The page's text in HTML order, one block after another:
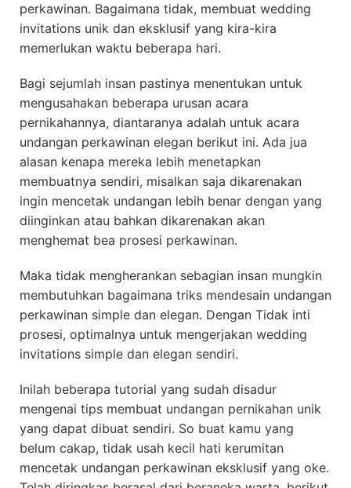
perkawinan. Bagaimana tidak, membuat wedding
invitations unik dan eksklusif yang kira-kira
memerlukan waktu beberapa hari.
Bagi sejumlah insan pastinya menentukan untuk
mengusahakan beberapa urusan acara
pernikahannya, diantaranya adalah untuk acara
undangan perkawinan elegan berikut ini. Ada jua
alasan kenapa mereka lebih menetapkan
membuatnya sendiri, misalkan saja dikarenakan
ingin mencetak undangan lebih benar dengan yang
diinginkan atau bahkan dikarenakan akan
menghemat bea prosesi perkawinan.
Maka tidak mengherankan sebagian insan mungkin
membutuhkan bagaimana triks mendesain undangan
perkawinan simple dan elegan. Dengan Tidak inti
prosesi, optimalnya untuk mengerjakan wedding
invitations simple dan elegan sendiri.
Inilah beberapa tutorial yang sudah disadur
mengenai tips membuat undangan pernikahan unik
yang dapat dibuat sendiri. So buat kamu yang
belum cakap, tidak usah kecil hati kerumitan
mencetak undangan perkawinan eksklusif yang oke.